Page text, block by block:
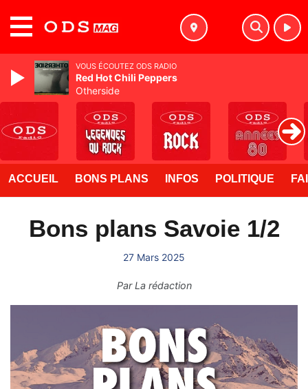
ACCUEIL BONS PLANS INFOS POLITIQUE
Bons plans Savoie 1/2
27 Mars 2025
ParLa rédaction
VOUS ÉCOUTEZ ODS RADIO
Red Hot Chili Peppers
Otherside